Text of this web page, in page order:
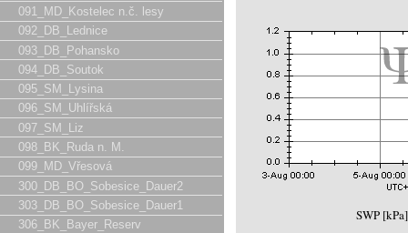
091_MD_Kostelec n.č. lesy
092_DB_Lednice
093_DB_Pohansko
094_DB_Soutok
095_SM_Lysina
096_SM_Uhlířská
097_SM_Liz
098_BK_Ruda n. M.
099_MD_Vřesová
300_DB_BO_Sobesice_Dauer2
303_DB_BO_Sobesice_Dauer1
306_BK_Bayer_Reserv
SWP